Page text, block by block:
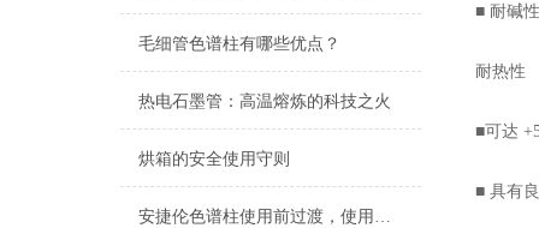
毛细管色谱柱有哪些优点？
热电石墨管：高温熔炼的科技之火
烘箱的安全使用守则
安捷伦色谱柱使用前过渡，使用后冲洗
■ 耐碱
耐热性
■可达
■ 具有